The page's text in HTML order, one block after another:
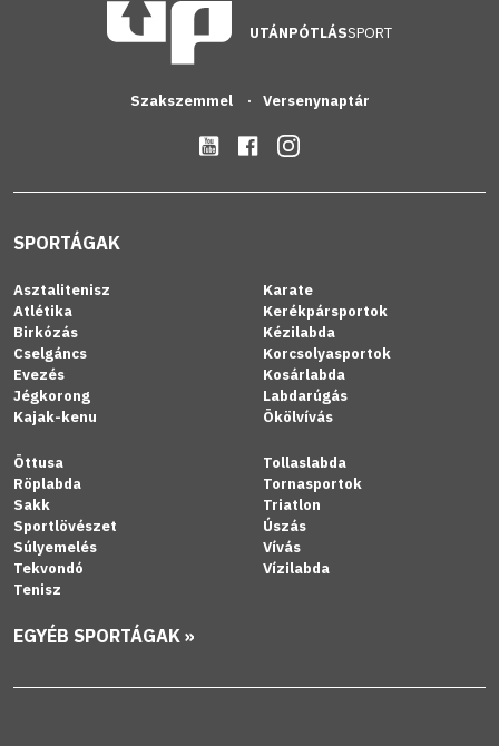
UTÁNPÓTLÁSSPORT
Szakszemmel Versenynaptár
SPORTÁGAK
Asztalitenisz
Atlétika
Birkózás
Cselgáncs
Evezés
Jégkorong
Kajak-kenu
Karate
Kerékpársportok
Kézilabda
Korcsolyasportok
Kosárlabda
Labdarúgás
Ökölvívás
Öttusa
Röplabda
Sakk
Sportlövészet
Súlyemelés
Tekvondó
Tenisz
Tollaslabda
Tornasportok
Triatlon
Úszás
Vívás
Vízilabda
EGYÉB SPORTÁGAK »